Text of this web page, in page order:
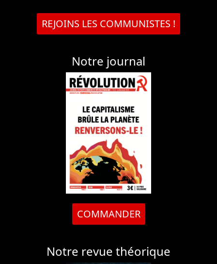
REJOINS LES COMMUNISTES !
Notre journal
COMMANDER
Notre revue théorique